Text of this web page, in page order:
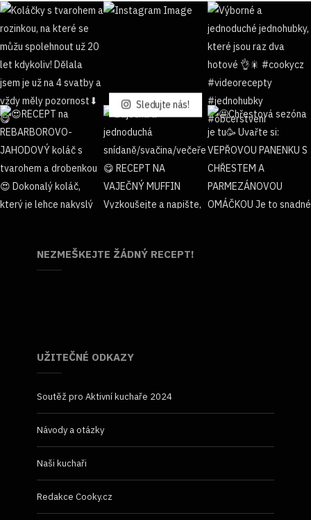
Sledujte nás!
NEZMEŠKEJTE ŽÁDNÝ RECEPT!
UŽITEČNÉ ODKAZY
Soutěž pro Aktivní kuchaře 2024
Návody a otázky
Naši kuchaři
Redakce Cooky.cz